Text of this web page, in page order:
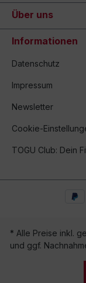
Über uns
Informationen
Datenschutz
Impressum
Newsletter
Cookie-
TOGU Club: Dein
* Alle Preise inkl.
und ggf.